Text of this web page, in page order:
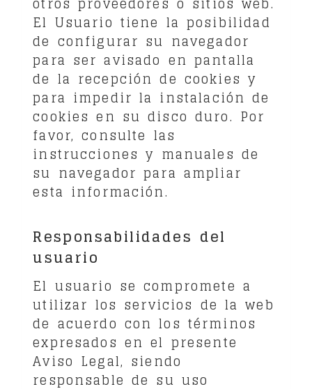
El Usuario tiene la posibilidad
de configurar su navegador
para ser avisado en pantalla
de la recepción de cookies y
para impedir la instalación de
cookies en su disco duro. Por
favor, consulte las
instrucciones y manuales de
su navegador para ampliar
esta información.
Responsabilidades del
usuario
El usuario se compromete a
utilizar los servicios de la web
de acuerdo con los términos
expresados en el presente
Aviso Legal, siendo
responsable de su uso